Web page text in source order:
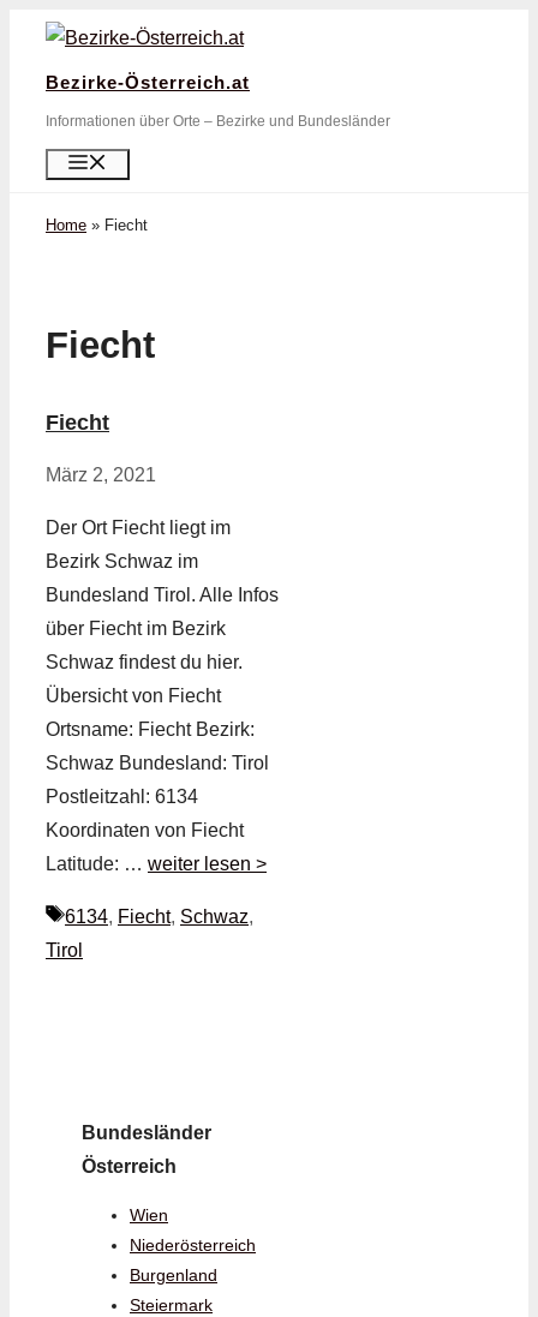
Zum
springen
Bezirke-Österreich.at
Informationen über Orte – Bezirke und Bundesländer
Home » Fiecht
Fiecht
Fiecht
März 2, 2021
Der Ort Fiecht liegt im
Bezirk Schwaz im
Bundesland Tirol. Alle Infos
über Fiecht im Bezirk
Schwaz findest du hier.
Übersicht von Fiecht
Ortsname: Fiecht Bezirk:
Schwaz Bundesland: Tirol
Postleitzahl: 6134
Koordinaten von Fiecht
Latitude: … weiter lesen >
Schlagwörter
6134, Fiecht, Schwaz,
Tirol
Bundesländer
Österreich
Wien
Niederösterreich
Burgenland
Steiermark